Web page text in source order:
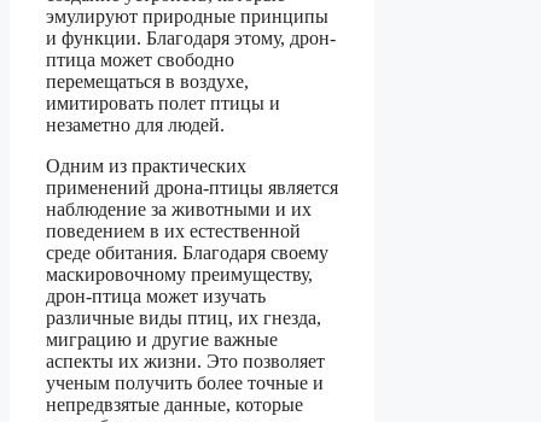
эмулируют природные принципы
и функции. Благодаря этому, дрон-
птица может свободно
перемещаться в воздухе,
имитировать полет птицы и
незаметно для людей.
Одним из практических
применений дрона-птицы является
наблюдение за животными и их
поведением в их естественной
среде обитания. Благодаря своему
маскировочному преимуществу,
дрон-птица может изучать
различные виды птиц, их гнезда,
миграцию и другие важные
аспекты их жизни. Это позволяет
ученым получить более точные и
непредвзятые данные, которые